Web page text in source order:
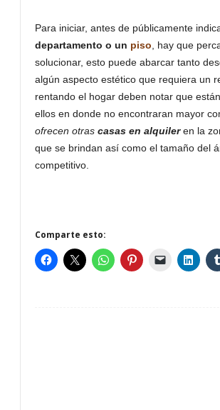
Para iniciar, antes de públicamente
departamento o un piso , hay que
solucionar, esto puede abarcar tanto
algún aspecto estético que requiera un
rentando el hogar deben notar que
ellos en donde no encontraran mayor
ofrecen otras casas en alquileren la
que se brindan así como el tamaño del
competitivo.
Comparte esto: